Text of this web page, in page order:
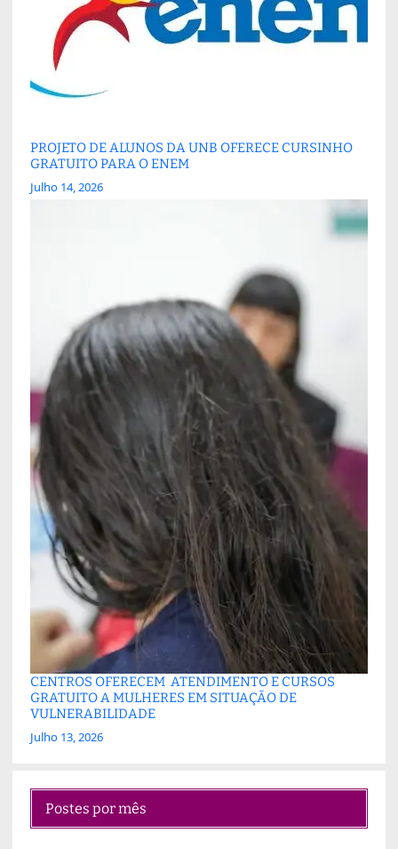
PROJETO DE ALUNOS DA UNB OFERECE CURSINHO
GRATUITO PARA O ENEM
Julho 14, 2026
CENTROS OFERECEM ATENDIMENTO E CURSOS
GRATUITO A MULHERES EM SITUAÇÃO DE
VULNERABILIDADE
Julho 13, 2026
Postes por mês